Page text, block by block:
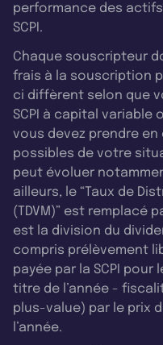
performance des
SCPI.
Chaque souscripteur
frais à la souscription
ci diffèrent selon que
SCPI à capital variable
vous devez prendre
possibles de votre
peut évoluer
ailleurs, le “Taux de
(TDVM)” est remplacé
est la division du
compris prélèvement
payée par la SCPI pour
titre de l’année -
plus-value) par le prix
l’année.